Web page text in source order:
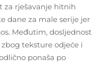
za rješavanje hitnih
dane za male serije jer
Međutim, dosljednost
teksture odjeće i
ponaša po